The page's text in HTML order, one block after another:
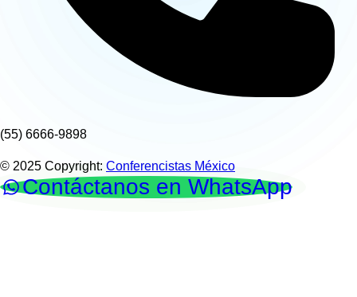
(55) 6666-9898
© 2025 Copyright: Conferencistas México
Contáctanos en WhatsApp